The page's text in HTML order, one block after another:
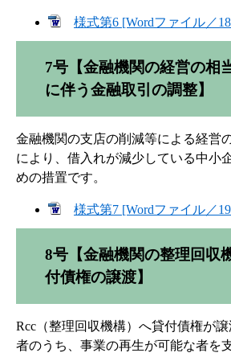
様式第6 [Wordファイル／
7号【金融機関の経営の相
に伴う金融取引の調整】
金融機関の支店の削減等による経営
により、借入れが減少している中小
めの措置です。
様式第7 [Wordファイル／
8号【金融機関の整理回収
付債権の譲渡】
Rcc（整理回収機構）へ貸付債権が
者のうち、事業の再生が可能な者を